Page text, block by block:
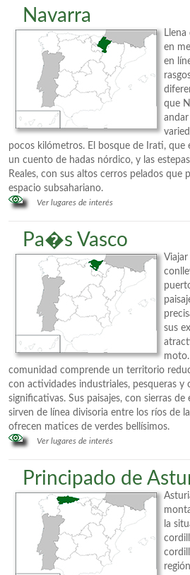
Navarra
en
en
que
pocos kilómetros. El bosque de Irati, que
un cuento de hadas nórdico, y las
Reales, con sus altos cerros pelados que
espacio subsahariano.
Ver lugares de interés
Pa�s Vasco
sus
comunidad comprende un territorio
con actividades industriales, pesqueras y
significativas. Sus paisajes, con sierras
sirven de línea divisoria entre los ríos de
ofrecen matices de verdes bellísimos.
Ver lugares de interés
Principado de
la